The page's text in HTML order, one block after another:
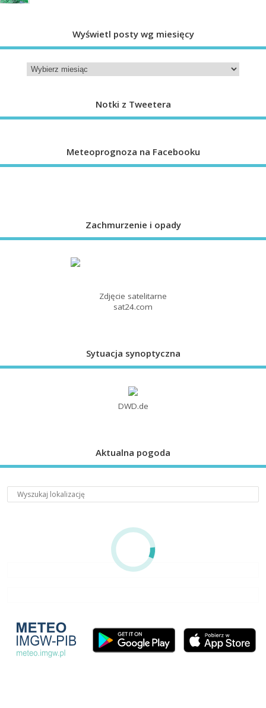
Wyświetl posty wg miesięcy
Notki z Tweetera
Meteoprognoza na Facebooku
Zachmurzenie i opady
Zdjęcie satelitarne
sat24.com
Sytuacja synoptyczna
DWD.de
Aktualna pogoda